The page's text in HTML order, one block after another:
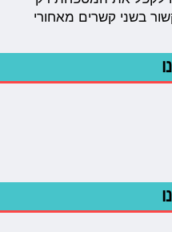
בשני קשרים מאחורי